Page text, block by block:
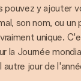
pouvez y ajouter
son nom, ou un
unique.
la Journée
jour de